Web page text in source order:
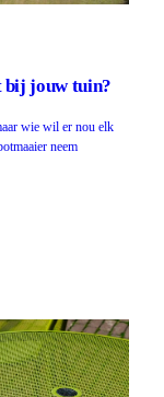
bij jouw tuin?
wie wil er nou elk
neem